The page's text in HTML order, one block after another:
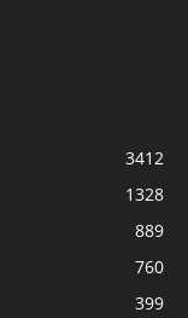
3412
1328
889
760
399